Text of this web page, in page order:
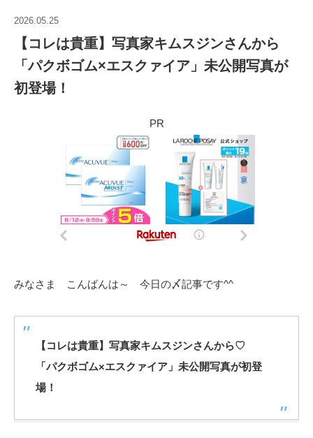
2026.05.25
【コレは貴重】写真家キムスジンさんから
「パクボゴム×エスクァイア」未公開写真が
初登場！
PR
みなさま こんばんは～ 今日の〆記事です^^
【コレは貴重】写真家キムスジンさんから♡
「パクボゴム×エスクァイア」未公開写真が初登
場！